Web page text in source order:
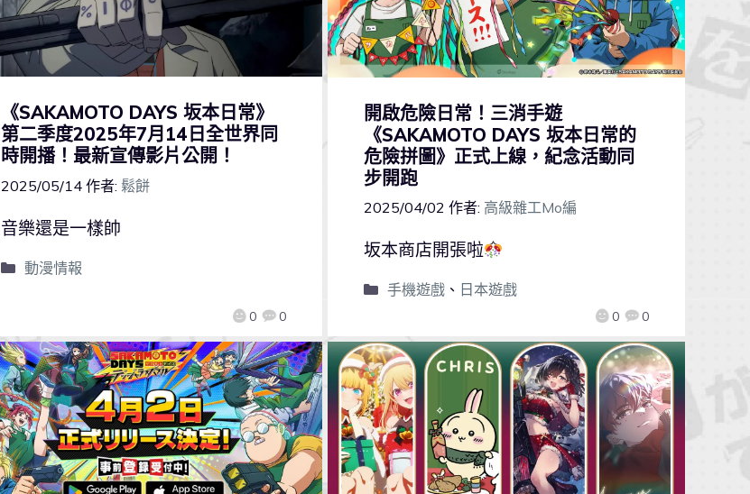
《SAKAMOTO DAYS 坂本日常》
第二季度2025年7月14日全世界同
時開播！最新宣傳影片公開！
2025/05/14 作者: 鬆餅
0 0
音樂還是一樣帥
動漫情報
開啟危險日常！三消手遊
《SAKAMOTO DAYS 坂本日常的
危險拼圖》正式上線，紀念活動同
步開跑
2025/04/02 作者: 高級雜工Mo編
0 0
坂本商店開張啦
手機遊戲、 日本遊戲